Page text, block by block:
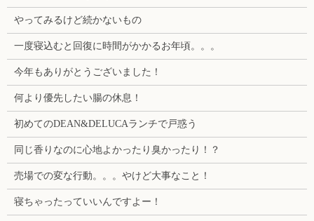
やってみるけど続かないもの
一度寝込むと回復に時間がかかるお年頃。。。
今年もありがとうございました！
何より優先したい腸の休息！
初めてのDEAN&DELUCAランチで戸惑う
同じ香りなのに心地よかったり臭かったり！？
売場での変な行動。。。やけど大事なこと！
寝ちゃったっていいんですよー！